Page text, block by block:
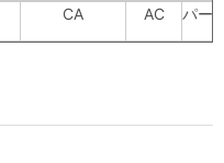
CA AC パー